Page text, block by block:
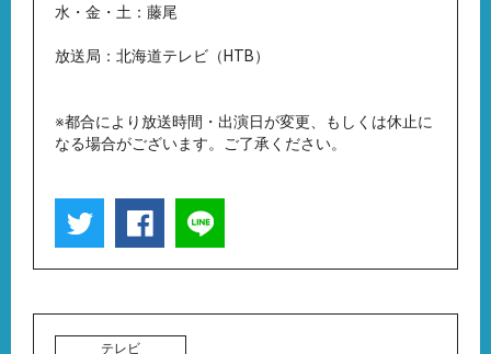
水・金・土：藤尾
放送局：北海道テレビ（HTB）
※都合により放送時間・出演日が変更、もしくは休止に
なる場合がございます。ご了承ください。
テレビ